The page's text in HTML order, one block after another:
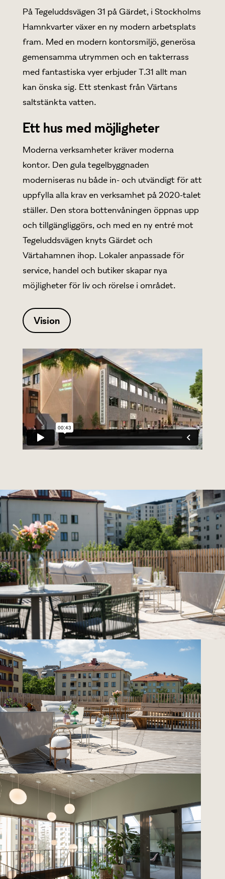
På Tegeluddsvägen 31 på Gärdet, i Stockholms
Hamnkvarter växer en ny modern arbetsplats
fram. Med en modern kontorsmiljö, generösa
gemensamma utrymmen och en takterrass
med fantastiska vyer erbjuder T.31 allt man
kan önska sig. Ett stenkast från Värtans
saltstänkta vatten.
Ett hus med möjligheter
Moderna verksamheter kräver moderna
kontor. Den gula tegelbyggnaden
moderniseras nu både in- och utvändigt för att
uppfylla alla krav en verksamhet på 2020-talet
ställer. Den stora bottenvåningen öppnas upp
och tillgängliggörs, och med en ny entré mot
Tegeluddsvägen knyts Gärdet och
Värtahamnen ihop. Lokaler anpassade för
service, handel och butiker skapar nya
möjligheter för liv och rörelse i området.
Vision